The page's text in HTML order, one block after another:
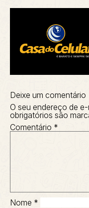
Deixe um comentário
O seu endereço de
obrigatórios são
Comentário *
Nome *